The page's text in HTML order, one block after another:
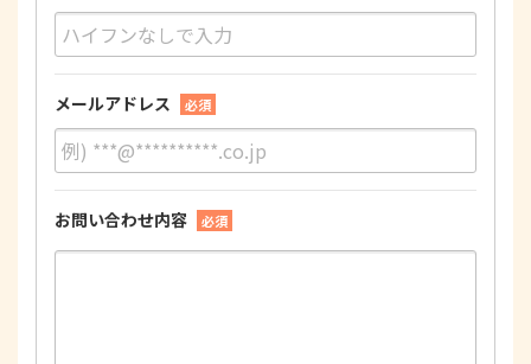
メールアドレス 必須
お問い合わせ内容 必須